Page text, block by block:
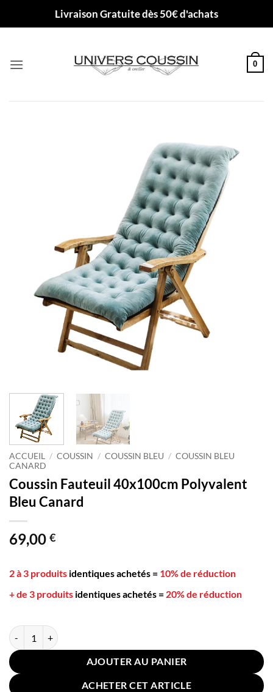
Livraison Gratuite dès 50€ d'achats
0
ACCUEIL / COUSSIN / COUSSIN BLEU / COUSSIN BLEU
CANARD
Coussin Fauteuil 40x100cm Polyvalent
Bleu Canard
69,00 €
2 à 3 produits identiques achetés = 10% de réduction
+ de 3 produits identiques achetés = 20% de réduction
quantité de Coussin Fauteuil 40x100cm Polyvalent Bleu Canard
AJOUTER AU PANIER
ACHETER CET ARTICLE